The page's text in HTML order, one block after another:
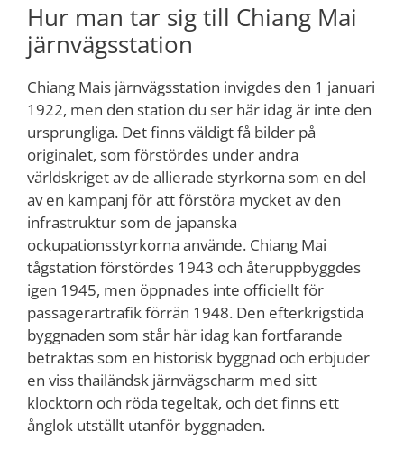
Hur man tar sig till Chiang Mai
järnvägsstation
Chiang Mais järnvägsstation invigdes den 1 januari
1922, men den station du ser här idag är inte den
ursprungliga. Det finns väldigt få bilder på
originalet, som förstördes under andra
världskriget av de allierade styrkorna som en del
av en kampanj för att förstöra mycket av den
infrastruktur som de japanska
ockupationsstyrkorna använde. Chiang Mai
tågstation förstördes 1943 och återuppbyggdes
igen 1945, men öppnades inte officiellt för
passagerartrafik förrän 1948. Den efterkrigstida
byggnaden som står här idag kan fortfarande
betraktas som en historisk byggnad och erbjuder
en viss thailändsk järnvägscharm med sitt
klocktorn och röda tegeltak, och det finns ett
ånglok utställt utanför byggnaden.